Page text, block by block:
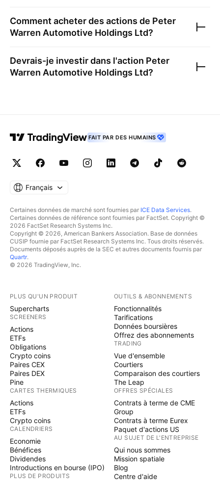
Comment acheter des actions de Peter
Warren Automotive Holdings Ltd?
Devrais-je investir dans l'action Peter
Warren Automotive Holdings Ltd?
FAIT PAR DES HUMAINS
Français
Certaines données de marché sont fournies par ICE Data Services.
Certaines données de référence sont fournies par FactSet. Copyright ©
2026 FactSet Research Systems Inc.
Copyright © 2026, American Bankers Association. Base de données
CUSIP fournie par FactSet Research Systems Inc. Tous droits réservés.
Documents déposés auprès de la SEC et autres documents fournis par
Quartr.
© 2026 TradingView, Inc.
PLUS QU'UN PRODUIT
Supercharts
SCREENERS
Actions
ETFs
Obligations
Crypto coins
Paires CEX
Paires DEX
Pine
CARTES THERMIQUES
Actions
ETFs
Crypto coins
CALENDRIERS
Economie
Bénéfices
Dividendes
Introductions en bourse (IPO)
PLUS DE PRODUITS
OUTILS & ABONNEMENTS
Fonctionnalités
Tarifications
Données boursières
Offrez des abonnements
TRADING
Vue d'ensemble
Courtiers
Comparaison des courtiers
The Leap
OFFRES SPÉCIALES
Contrats à terme de CME
Group
Contrats à terme Eurex
Paquet d'actions US
AU SUJET DE L'ENTREPRISE
Qui nous sommes
Mission spatiale
Blog
Centre d'aide